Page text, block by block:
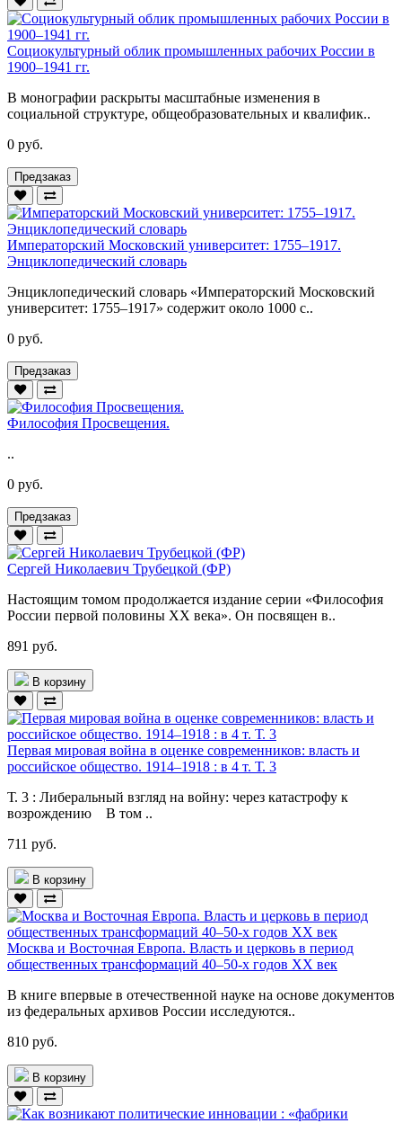
Социокультурный облик промышленных рабочих России в
1900–1941 гг.
В монографии раскрыты масштабные изменения в
социальной структуре, общеобразовательных и квалифик..
0 руб.
Предзаказ
Императорский Московский университет: 1755–1917.
Энциклопедический словарь
Энциклопедический словарь «Императорский Московский
университет: 1755–1917» содержит около 1000 с..
0 руб.
Предзаказ
Философия Просвещения.
..
0 руб.
Предзаказ
Сергей Николаевич Трубецкой (ФР)
Настоящим томом продолжается издание серии «Философия
России первой половины ХХ века». Он посвящен в..
891 руб.
В корзину
Первая мировая война в оценке современников: власть и
российское общество. 1914–1918 : в 4 т. Т. 3
Т. 3 : Либеральный взгляд на войну: через катастрофу к
возрождению В том ..
711 руб.
В корзину
Москва и Восточная Европа. Власть и церковь в период
общественных трансформаций 40–50-х годов ХХ век
В книге впервые в отечественной науке на основе документов
из федеральных архивов России исследуются..
810 руб.
В корзину